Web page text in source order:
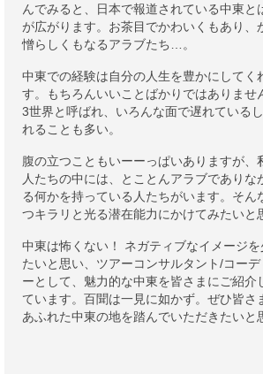
んでみると、日本で報道されている中東と
が広がります。お茶目でかわいくもあり、
憎らしくもなるアラブたち…。
中東での経験は自分の人生を豊かにしてく
す。もちろんいいことばかりではありませ
3世界と呼ばれ、いろんな面で遅れている
れることも多い。
腹の立つこともいーーっぱいありますが、
人たちの中には、とことんアラブでありな
る何かを持っている人たちがいます。そん
つキラリと光る潜在能力にかけてみたいと
中東は怖くない！ ネガティブなイメージ
たいと思い、ツアーコンサルタント/コー
ーとして、魅力的な中東を皆さまにご紹介
ています。百聞は一見に如かず。ぜひ皆さ
あふれた中東の地を踏んでいただきたいと